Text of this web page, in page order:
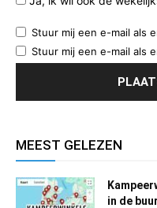
Stuur mij een e-mail als
Stuur mij een e-mail als
MEEST GELEZEN
in de